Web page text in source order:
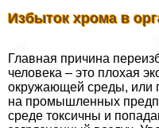
Избыток хрома в
Главная причина
человека – это плохая
окружающей среды, или
на промышленных
среде токсичны и